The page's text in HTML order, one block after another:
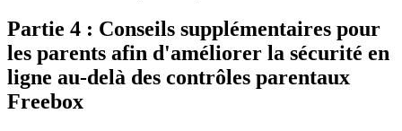
Partie 4 : Conseils supplémentaires pour
les parents afin d'améliorer la sécurité en
ligne au-delà des contrôles parentaux
Freebox